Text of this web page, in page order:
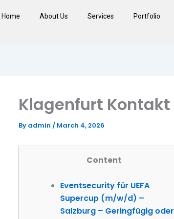
Home About Us Services Portfolio
Klagenfurt Kontakt
By admin / March 4, 2026
Content
Eventsecurity für UEFA
Supercup (m/w/d) –
Salzburg – Geringfügig oder